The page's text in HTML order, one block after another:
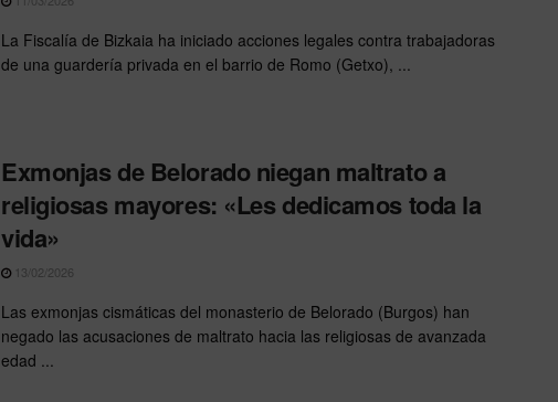
La Fiscalía de Bizkaia ha iniciado acciones legales contra trabajadoras
de una guardería privada en el barrio de Romo (Getxo), ...
Exmonjas de Belorado niegan maltrato a
religiosas mayores: «Les dedicamos toda la
vida»
13/02/2026
Las exmonjas cismáticas del monasterio de Belorado (Burgos) han
negado las acusaciones de maltrato hacia las religiosas de avanzada
edad ...